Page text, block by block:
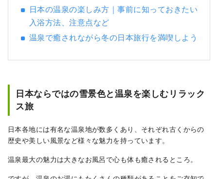
ております。 【Q】チケットはどこで買える
の？ ∟【A】ローソンチケットのWebサイ
ト( https://l-tike.com/ )でご予約できます。
ビニエンスストア「ローソン」で24時間お引
tike.com/guide/en/ )よりご確認ください。
語に対応しております
日本の温泉の楽しみ方｜事前に知っておきたい
入浴方法、注意点など
温泉で癒されながら冬の日本旅行を満喫しよう
日本ならではの雪景色と温泉を楽しむリラック
ス旅
日本各地には有名な温泉地が数多くあり、それぞれ古くからの
歴史や美しい風景など様々な魅力を持っています。
温泉最大の魅力は大きなお風呂で心も体も癒されるところ。